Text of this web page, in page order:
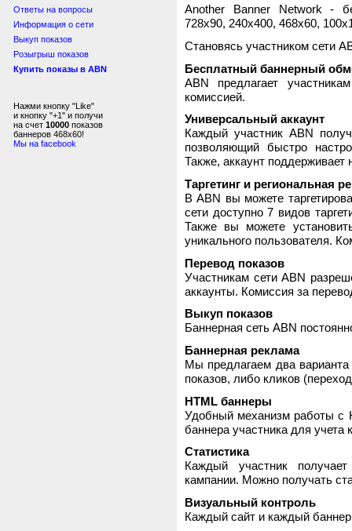
Ответы на вопросы
Информация о сети
Выкуп показов
Розыгрыш показов
Купить показы в ABN
Нажми кнопку "Like"
и кнопку "+1" и получи
на счет 10000 показов
баннеров 468x60!
Мы на facebook
Another Banner Network -
728x90, 240x400, 468x60,
Становясь участником сети
Бесплатный баннерный
ABN предлагает
комиссией.
Универсальный аккаунт
Каждый участник ABN
позволяющий быстро
Также, аккаунт поддерживает
Таргетинг и региональная
В ABN вы можете
сети доступно 7 видов
Также вы можете
уникального пользователя.
Перевод показов
Участникам сети ABN
аккаунты. Комиссия за
Выкуп показов
Баннерная сеть ABN
Баннерная реклама
Мы предлагаем два
показов, либо кликов
HTML баннеры
Удобный механизм работы с
баннера участника для
Статистика
Каждый участник
кампании. Можно получать
Визуальный контроль
Каждый сайт и каждый